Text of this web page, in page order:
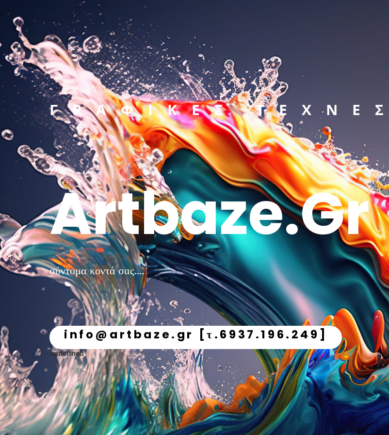
ΓΡΑΦΙΚΕΣ ΤΕΧΝΕΣ
Artbaze.gr
σύντομα κοντά σας....
info@artbaze.gr [τ.6937.196.249]
undefined